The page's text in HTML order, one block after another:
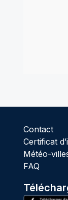
Contact
Certificat
Météo-
FAQ